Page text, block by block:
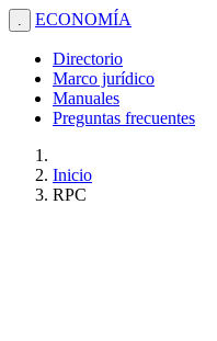
. ECONOMÍA
Directorio
Marco jurídico
Manuales
Preguntas frecuentes
Inicio
RPC